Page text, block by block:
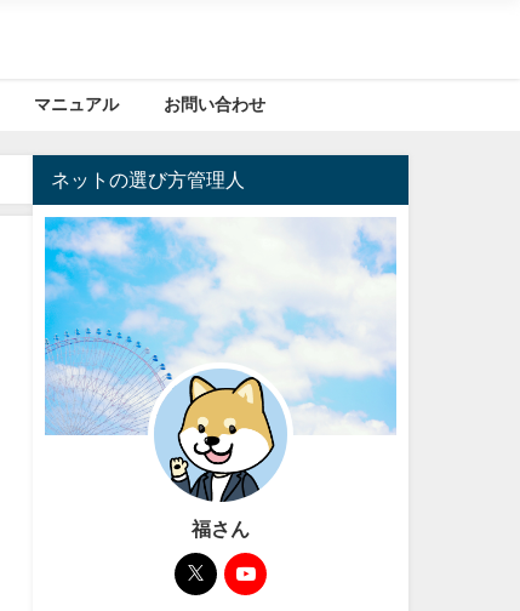
マニュアル お問い合わせ
ネットの選び方管理人
福さん